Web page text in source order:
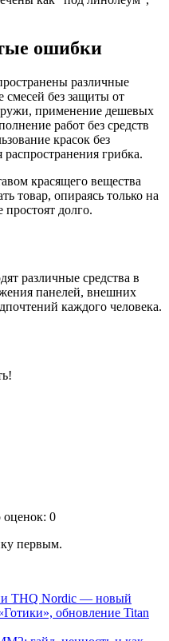
ошибки
различные
смесей без защиты от
применение дешевых
работ без средств
красок без
грибка.
красящего вещества
товар, опираясь только на
долго.
различные средства в
панелей, внешних
каждого человека.
оценок: 0
первым.
THQ Nordic — новый
обновление Titan